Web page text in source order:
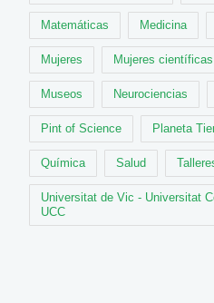
Matemáticas Medicina
Mujeres Mujeres científicas
Museos Neurociencias
Pint of Science Planeta
Química Salud
Universitat de Vic - Universitat
UCC